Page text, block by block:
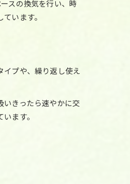
スの換気を行い、時
います。
イプや、繰り返し使え
きったら速やかに交
ます。